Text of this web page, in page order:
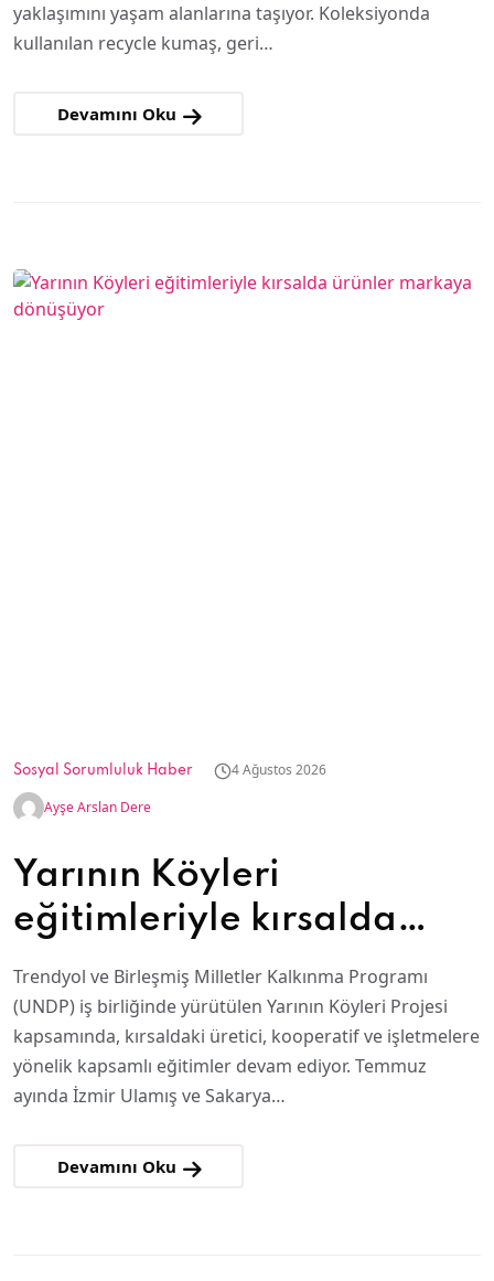
yaklaşımını yaşam alanlarına taşıyor. Koleksiyonda
kullanılan recycle kumaş, geri…
Devamını Oku
Sosyal Sorumluluk Haber
4 Ağustos 2026
Ayşe Arslan Dere
Yarının Köyleri
eğitimleriyle kırsalda
ürünler markaya
dönüşüyor
Trendyol ve Birleşmiş Milletler Kalkınma Programı
(UNDP) iş birliğinde yürütülen Yarının Köyleri Projesi
kapsamında, kırsaldaki üretici, kooperatif ve işletmelere
yönelik kapsamlı eğitimler devam ediyor. Temmuz
ayında İzmir Ulamış ve Sakarya…
Devamını Oku